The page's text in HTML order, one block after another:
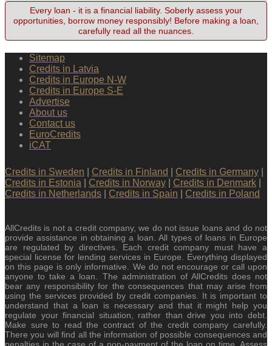
Every loan - it is a financial liability. Soberly assess your
opportunities, borrow money responsibly! Before making a loan,
carefully read all the nuances.
Sitemap
Credits in Latvia
Credits in Europe N-W
Credits in Europe S-E
Advertise
About us
Contact us
EuroCredits
iCAT
Credits in Sweden Credits in Finland Credits in Germany
Credits in Estonia
Credits in Norway Credits in Denmark
Credits in Netherlands
Credits in Spain Credits in Poland
AllCredits is not a credit company, we do not issue loans and do not
provide assistance in obtaining a loan. All types of loans in Europe
are regulated by directives. Each credit company must have a
special license for lending services in Europe. Everything displayed
on this page is only informative. We do not encourage or call upon
anyone to take a loan. The administration of AllCredits does not
bear any responsibility for the consequences that may arise from
using the services provided by credit companies. It is important to
understand that a loan is necessary and that it might help you
regulate your financial situation, rather than drive you into debt.
Make sure to read the contract of the credit company carefully.
There you will find all the information of possible consequences and